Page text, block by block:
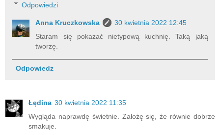
Odpowiedzi
Anna Kruczkowska
30 kwietnia 2022 12:45
Staram się pokazać nietypową kuchnię. Taką jaką
tworzę.
Odpowiedz
Łędina 30 kwietnia 2022 11:35
Wygląda naprawdę świetnie. Założę się, że równie dobrze
smakuje.